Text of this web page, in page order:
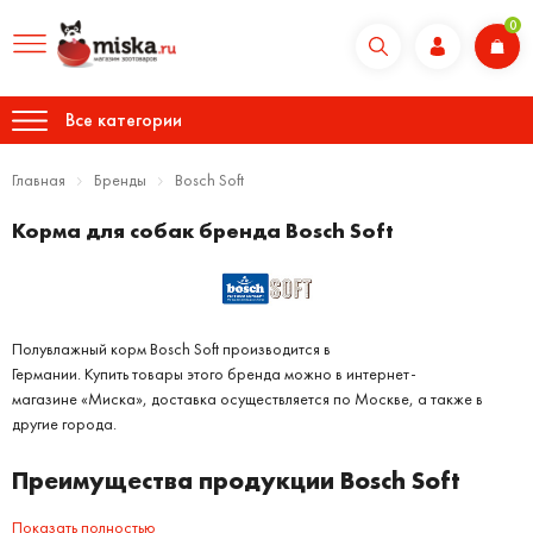
0
Все категории
Главная Бренды Bosch Soft
Корма для собак бренда Bosch Soft
Полувлажный корм Bosch Soft производится в
Германии. Купить товары этого бренда можно в интернет-
магазине «Миска», доставка осуществляется по Москве, а также в
другие города.
Преимущества продукции Bosch Soft
Показать полностью